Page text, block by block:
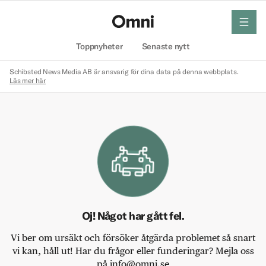
Toppnyheter Senaste nytt
meny
Schibsted News Media AB är ansvarig för dina data på denna webbplats.
Läs mer här
Oj! Något har gått fel.
Vi ber om ursäkt och försöker åtgärda problemet så snart
vi kan, håll ut! Har du frågor eller funderingar? Mejla oss